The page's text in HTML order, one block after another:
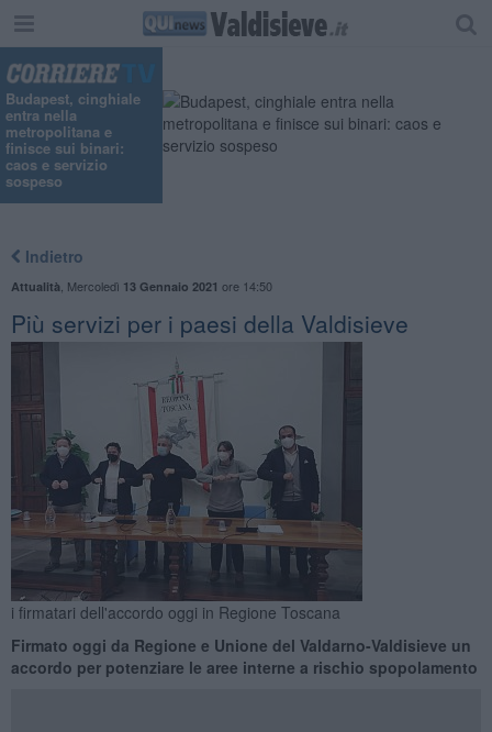
Budapest, cinghiale
entra nella
metropolitana e
finisce sui binari:
caos e servizio
sospeso
Indietro
Attualità Mercoledì 13 Gennaio 2021 ore 14:50
Più servizi per i paesi della Valdisieve
i firmatari dell'accordo oggi in Regione Toscana
Firmato oggi da Regione e Unione del Valdarno-Valdisieve un
accordo per potenziare le aree interne a rischio spopolamento